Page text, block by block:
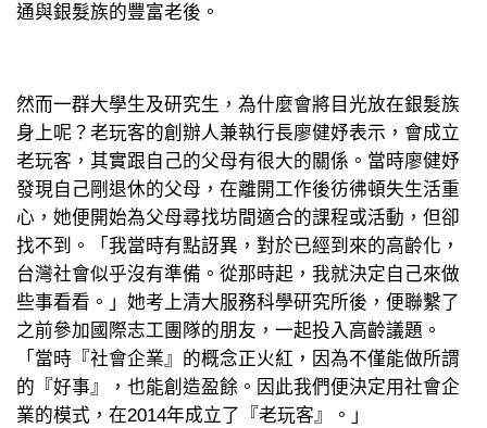
通與銀髮族的豐富老後。
然而一群大學生及研究生，為什麼會將目光放在銀髮族
身上呢？老玩客的創辦人兼執行長廖健妤表示，會成立
老玩客，其實跟自己的父母有很大的關係。當時廖健妤
發現自己剛退休的父母，在離開工作後彷彿頓失生活重
心，她便開始為父母尋找坊間適合的課程或活動，但卻
找不到。「我當時有點訝異，對於已經到來的高齡化，
台灣社會似乎沒有準備。從那時起，我就決定自己來做
些事看看。」她考上清大服務科學研究所後，便聯繫了
之前參加國際志工團隊的朋友，一起投入高齡議題。
「當時『社會企業』的概念正火紅，因為不僅能做所謂
的『好事』，也能創造盈餘。因此我們便決定用社會企
業的模式，在2014年成立了『老玩客』。」